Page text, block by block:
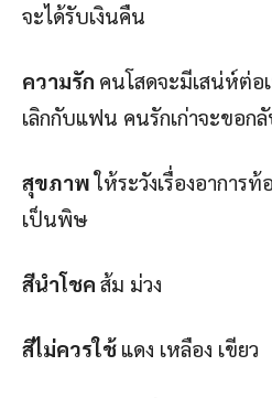
จะได้รับเงินคืน
ความรัก คนโสดจะมีเสน่ห์ต่อ
เลิกกับแฟน คนรักเก่าจะขอก
สุขภาพให้ระวังเรื่องอาการท้
เป็นพิษ
สีนำโชค ส้ม ม่วง
สีไม่ควรใช้ แดง เหลือง เขียว